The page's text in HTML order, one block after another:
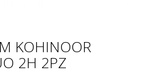
KOHINOOR
2H 2PZ